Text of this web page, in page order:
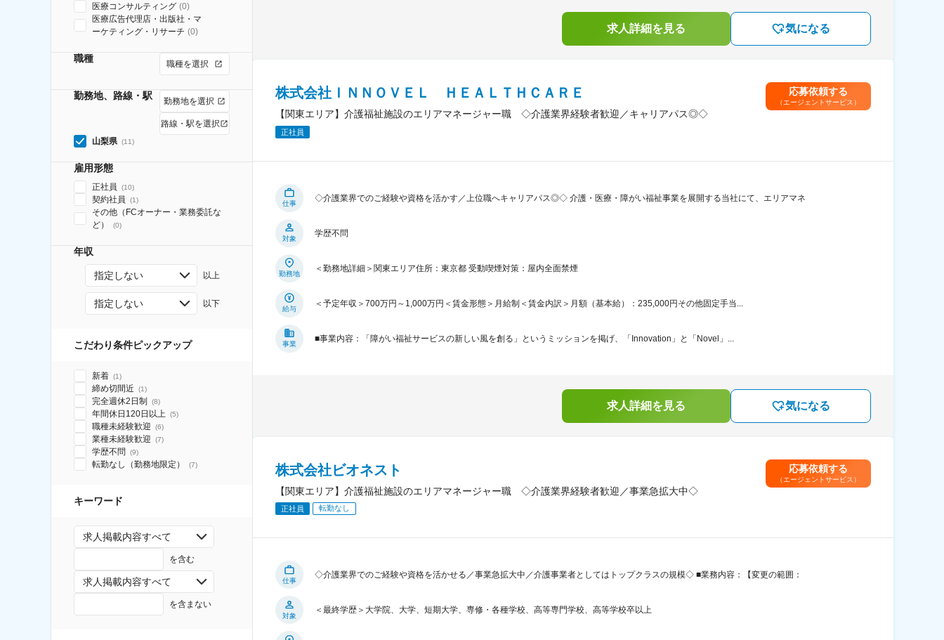
医療コンサルティング (0)
医療広告代理店・出版社・マ
ーケティング・リサーチ (0)
職種 職種を選択
勤務地、路線・駅 勤務地を選択
路線・駅を選択
山梨県 (11)
雇用形態
正社員 (10)
契約社員 (1)
その他（FCオーナー・業務委託な
ど）
(0)
年収
指定しない 以上
指定しない 以下
こだわり条件ピックアップ
新着 (1)
締め切間近 (1)
完全週休2日制 (8)
年間休日120日以上 (5)
職種未経験歓迎 (6)
業種未経験歓迎 (7)
学歴不問 (9)
転勤なし（勤務地限定） (7)
キーワード
求人掲載内容すべて
を含む
求人掲載内容すべて
を含まない
求人詳細を見る 気になる
株式会社ＩＮＮＯＶＥＬ ＨＥＡＬＴＨＣＡＲＥ
【関東エリア】介護福祉施設のエリアマネージャー職 ◇介護業界経験者歓迎／キャリアパス◎◇
正社員
応募依頼する
（エージェントサービス）
仕事
◇介護業界でのご経験や資格を活かす／上位職へキャリアパス◎◇ 介護・医療・障がい福祉事業を展開する当社にて、エリアマネ
対象
学歴不問
勤務地
＜勤務地詳細＞関東エリア住所：東京都 受動喫煙対策：屋内全面禁煙
給与
＜予定年収＞700万円～1,000万円＜賃金形態＞月給制＜賃金内訳＞月額（基本給）：235,000円その他固定手当...
事業
■事業内容：「障がい福祉サービスの新しい風を創る」というミッションを掲げ、「Innovation」と「Novel」...
求人詳細を見る 気になる
株式会社ビオネスト
【関東エリア】介護福祉施設のエリアマネージャー職 ◇介護業界経験者歓迎／事業急拡大中◇
正社員 転勤なし
応募依頼する
（エージェントサービス）
仕事
◇介護業界でのご経験や資格を活かせる／事業急拡大中／介護事業者としてはトップクラスの規模◇ ■業務内容：【変更の範囲：
対象
＜最終学歴＞大学院、大学、短期大学、専修・各種学校、高等専門学校、高等学校卒以上